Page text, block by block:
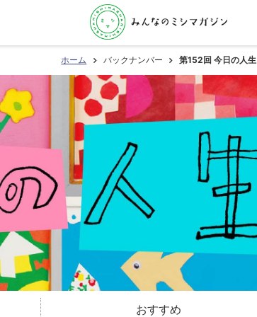
ホーム バックナンバー 第152回 今日の人生
おすすめ